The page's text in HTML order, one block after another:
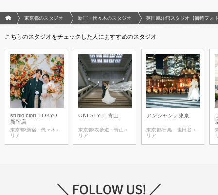
フォトウエディング/結婚写真のPhotorait ホーム
東京都のスタジオ 新宿・代々木のスタジオ 英国風洋館スタジオ【御苑フォ
こちらのスタジオをチェックした人におすすめのスタジオ
studio clori. TOKYO
新宿店
東京都/新宿・代々木エ
リア
ONESTYLE 青山
東京都/表参道・青山エ
リア
アンシャンテ東京
東京都/目黒・世田谷エ
リア